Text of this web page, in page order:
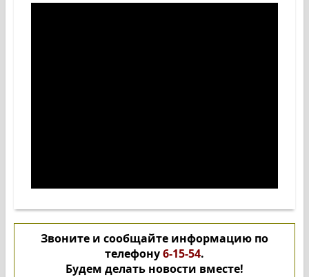
Звоните и сообщайте информацию по
телефону6-15-54.
Будем делать новости вместе!